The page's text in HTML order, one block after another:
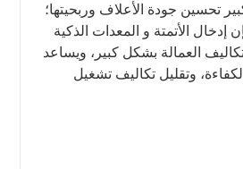
تحسين جودة الأعلاف وربحيتها؛
الأتمتة و المعدات الذكية
العمالة بشكل كبير، ويساعد
وتقليل تكاليف تشغيل